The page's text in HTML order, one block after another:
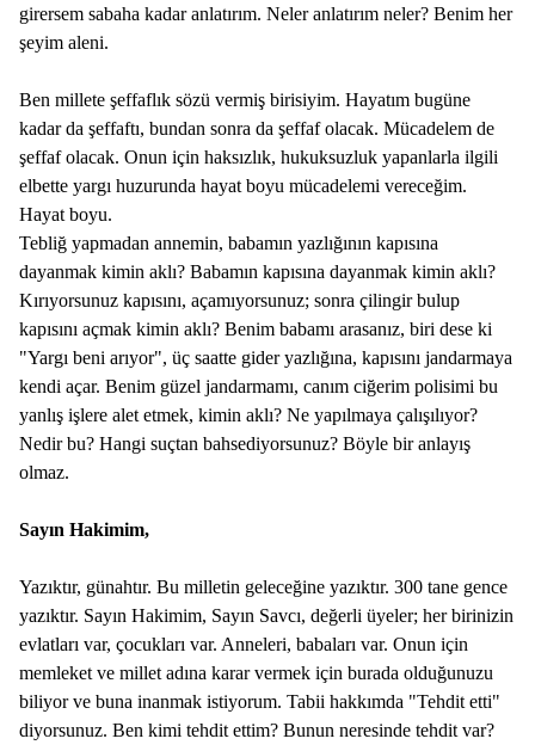
girersem sabaha kadar anlatırım. Neler anlatırım neler? Benim her
şeyim aleni.
Ben millete şeffaflık sözü vermiş birisiyim. Hayatım bugüne
kadar da şeffaftı, bundan sonra da şeffaf olacak. Mücadelem de
şeffaf olacak. Onun için haksızlık, hukuksuzluk yapanlarla ilgili
elbette yargı huzurunda hayat boyu mücadelemi vereceğim.
Hayat boyu.
Tebliğ yapmadan annemin, babamın yazlığının kapısına
dayanmak kimin aklı? Babamın kapısına dayanmak kimin aklı?
Kırıyorsunuz kapısını, açamıyorsunuz; sonra çilingir bulup
kapısını açmak kimin aklı? Benim babamı arasanız, biri dese ki
"Yargı beni arıyor", üç saatte gider yazlığına, kapısını jandarmaya
kendi açar. Benim güzel jandarmamı, canım ciğerim polisimi bu
yanlış işlere alet etmek, kimin aklı? Ne yapılmaya çalışılıyor?
Nedir bu? Hangi suçtan bahsediyorsunuz? Böyle bir anlayış
olmaz.
Sayın Hakimim,
Yazıktır, günahtır. Bu milletin geleceğine yazıktır. 300 tane gence
yazıktır. Sayın Hakimim, Sayın Savcı, değerli üyeler; her birinizin
evlatları var, çocukları var. Anneleri, babaları var. Onun için
memleket ve millet adına karar vermek için burada olduğunuzu
biliyor ve buna inanmak istiyorum. Tabii hakkımda "Tehdit etti"
diyorsunuz. Ben kimi tehdit ettim? Bunun neresinde tehdit var?